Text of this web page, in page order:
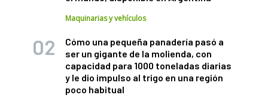
Maquinarias y vehículos
Cómo una pequeña panadería pasó a
ser un gigante de la molienda, con
capacidad para 1000 toneladas diarias
y le dio impulso al trigo en una región
poco habitual